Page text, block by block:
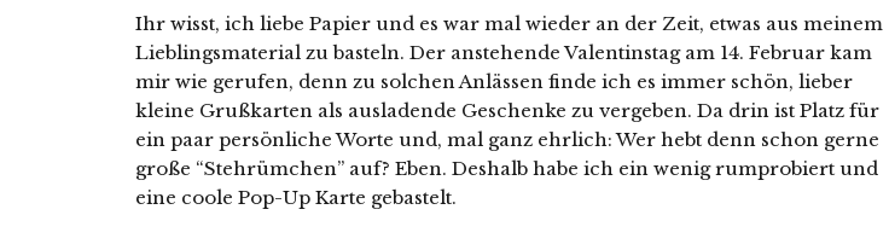
Ihr wisst, ich liebe Papier und es war mal wieder an der Zeit, etwas aus meinem
Lieblingsmaterial zu basteln. Der anstehende Valentinstag am 14. Februar kam
mir wie gerufen, denn zu solchen Anlässen finde ich es immer schön, lieber
kleine Grußkarten als ausladende Geschenke zu vergeben. Da drin ist Platz für
ein paar persönliche Worte und, mal ganz ehrlich: Wer hebt denn schon gerne
große “Stehrümchen” auf? Eben. Deshalb habe ich ein wenig rumprobiert und
eine coole Pop-Up Karte gebastelt.